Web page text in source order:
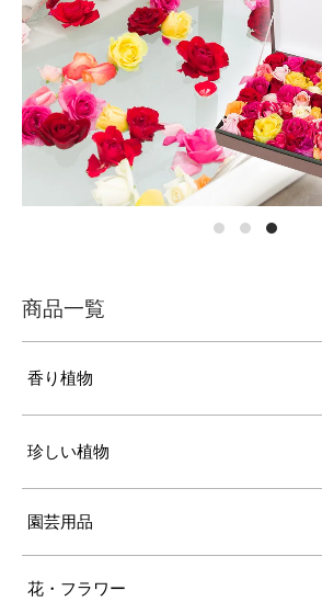
商品一覧
香り植物
珍しい植物
園芸用品
花・フラワー